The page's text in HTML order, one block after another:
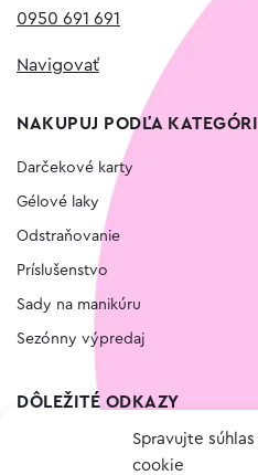
Spravujte
cookie
0950 691 691
Navigovať
NAKUPUJ PODĽA
Darčekové karty
Gélové laky
Odstraňovanie
Príslušenstvo
Sady na manikúru
Sezónny výpredaj
DÔLEŽITÉ ODKAZY